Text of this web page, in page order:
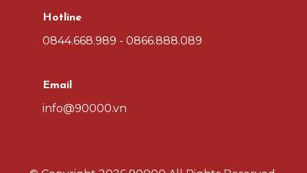
Hotline
0844.668.989 - 0866.888.089
Email
info@90000.vn